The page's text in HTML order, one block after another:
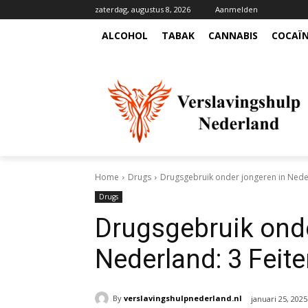
zaterdag, augustus 8, 2026 Aanmelden
ALCOHOL TABAK CANNABIS
Home Drugs Drugsgebruik onder jongeren in
Drugs
Drugsgebruik
Nederland: 3
By verslavingshulpnederland.nl januari 25, 2025